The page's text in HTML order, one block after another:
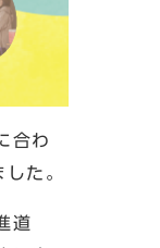
合わ
た。
道